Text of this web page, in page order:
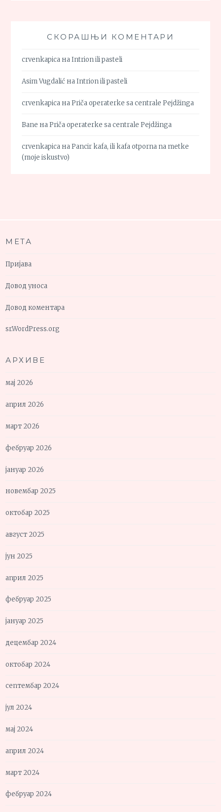
СКОРАШЊИ КОМЕНТАРИ
crvenkapica наIntrion ili pasteli
Asim Vugdalić наIntrion ili pasteli
crvenkapica наPriča operaterke sa centrale Pejdžinga
Bane наPriča operaterke sa centrale Pejdžinga
crvenkapica наPancir kafa, ili kafa otporna na metke
(moje iskustvo)
МЕТА
Пријава
Довод уноса
Довод коментара
sr.WordPress.org
АРХИВЕ
мај 2026
април 2026
март 2026
фебруар 2026
јануар 2026
новембар 2025
октобар 2025
август 2025
јун 2025
април 2025
фебруар 2025
јануар 2025
децембар 2024
октобар 2024
септембар 2024
јул 2024
мај 2024
април 2024
март 2024
фебруар 2024